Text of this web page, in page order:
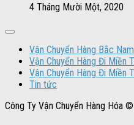
4 Tháng Mười Một, 2020
Vận Chuyển Hàng Bắc Nam
Vận Chuyển Hàng Đi Miền
Vận Chuyển Hàng Đi Miền
Tin tức
Công Ty Vận Chuyển Hàng Hóa